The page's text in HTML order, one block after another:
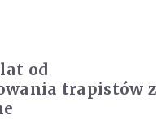
od
trapistów z